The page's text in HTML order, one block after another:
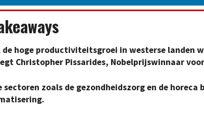
de hoge productiviteitsgroei in westerse landen
Christopher Pissarides, Nobelprijswinnaar
sectoren zoals de gezondheidszorg en de